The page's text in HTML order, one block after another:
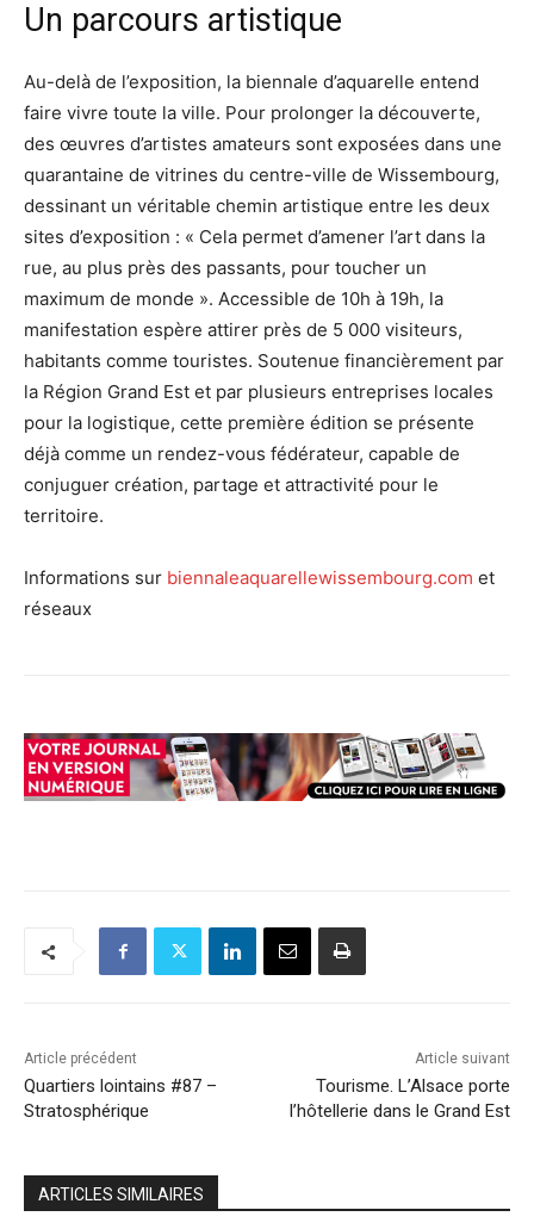
Un parcours artistique
Au-delà de l’exposition, la biennale d’aquarelle entend
faire vivre toute la ville. Pour prolonger la découverte,
des œuvres d’artistes amateurs sont exposées dans une
quarantaine de vitrines du centre-ville de Wissembourg,
dessinant un véritable chemin artistique entre les deux
sites d’exposition : « Cela permet d’amener l’art dans la
rue, au plus près des passants, pour toucher un
maximum de monde ». Accessible de 10h à 19h, la
manifestation espère attirer près de 5 000 visiteurs,
habitants comme touristes. Soutenue financièrement par
la Région Grand Est et par plusieurs entreprises locales
pour la logistique, cette première édition se présente
déjà comme un rendez-vous fédérateur, capable de
conjuguer création, partage et attractivité pour le
territoire.
Informations sur biennaleaquarellewissembourg.com et
réseaux
Article précédent
Quartiers lointains #87 –
Stratosphérique
Article suivant
Tourisme. L’Alsace porte
l’hôtellerie dans le Grand Est
ARTICLES SIMILAIRES